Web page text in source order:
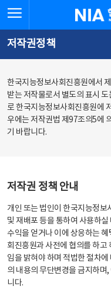
문
로
가
체
뉴
바
가
한국지능
저작권정책
한국지능정보사회진흥원에서
받는 저작물로서 별도의 표시
로 한국지능정보사회진흥원에
우에는 저작권법 제97조의5에
기 바랍니다.
저작권 정책 안내
개인 또는 법인이 한국지능정보
및 재배포 등을 통하여 사용하
수익을 얻거나 이에 상응하는
회진흥원과 사전에 협의를 하
임을 밝혀야 하며 적법한 절차
의 내용의 무단변경을 금지하며
니다.